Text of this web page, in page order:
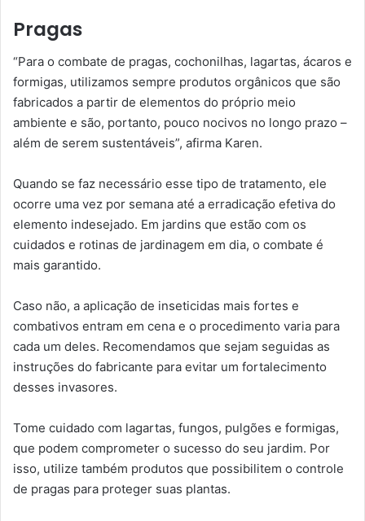
Pragas
“Para o combate de pragas, cochonilhas, lagartas, ácaros e
formigas, utilizamos sempre produtos orgânicos que são
fabricados a partir de elementos do próprio meio
ambiente e são, portanto, pouco nocivos no longo prazo –
além de serem sustentáveis”, afirma Karen.
Quando se faz necessário esse tipo de tratamento, ele
ocorre uma vez por semana até a erradicação efetiva do
elemento indesejado. Em jardins que estão com os
cuidados e rotinas de jardinagem em dia, o combate é
mais garantido.
Caso não, a aplicação de inseticidas mais fortes e
combativos entram em cena e o procedimento varia para
cada um deles. Recomendamos que sejam seguidas as
instruções do fabricante para evitar um fortalecimento
desses invasores.
Tome cuidado com lagartas, fungos, pulgões e formigas,
que podem comprometer o sucesso do seu jardim. Por
isso, utilize também produtos que possibilitem o controle
de pragas para proteger suas plantas.